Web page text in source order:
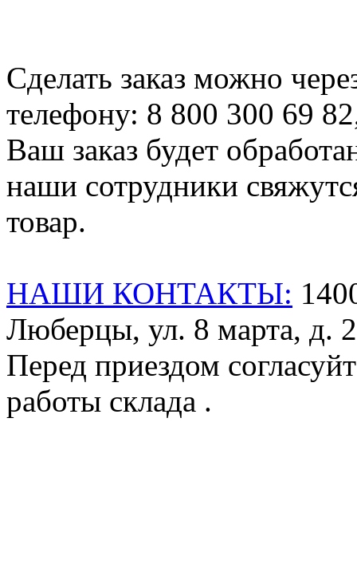
Сделать заказ можно
телефону: 8 800 300 69
Ваш заказ будет
наши сотрудники
товар.
НАШИ КОНТАКТЫ:
Люберцы, ул. 8 марта, д.
Перед приездом
работы склада .